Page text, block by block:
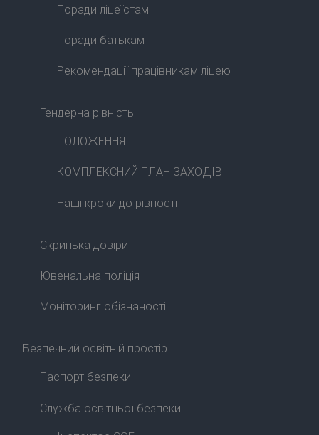
Поради ліцеїстам
Поради батькам
Рекомендації працівникам ліцею
Гендерна рівність
ПОЛОЖЕННЯ
КОМПЛЕКСНИЙ ПЛАН ЗАХОДІВ
Наші кроки до рівності
Скринька довіри
Ювенальна поліція
Моніторинг обізнаності
Безпечний освітній простір
Паспорт безпеки
Служба освітньої безпеки